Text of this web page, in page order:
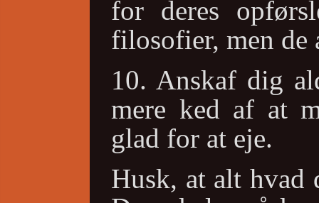
for deres
filosofier, men
10. Anskaf dig
mere ked af at
glad for at eje.
Husk, at alt hvad